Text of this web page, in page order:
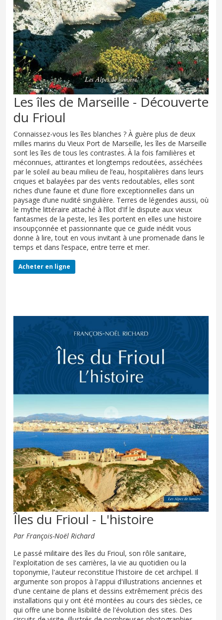
Les îles de Marseille - Découverte
du Frioul
Connaissez-vous les îles blanches ? À guère plus de deux
milles marins du Vieux Port de Marseille, les îles de Marseille
sont les îles de tous les contrastes. À la fois familières et
méconnues, attirantes et longtemps redoutées, asséchées
par le soleil au beau milieu de l’eau, hospitalières dans leurs
criques et balayées par des vents redoutables, elles sont
riches d’une faune et d’une flore exceptionnelles dans un
paysage d’une nudité singulière. Terres de légendes aussi, où
le mythe littéraire attaché à l’îlot d’If le dispute aux vieux
fantasmes de la peste, les îles portent en elles une histoire
insoupçonnée et passionnante que ce guide inédit vous
donne à lire, tout en vous invitant à une promenade dans le
temps et dans l’espace, entre terre et mer.
Acheter en ligne
Îles du Frioul - L'histoire
Par François-Noël Richard
Le passé militaire des îles du Frioul, son rôle sanitaire,
l'exploitation de ses carrières, la vie au quotidien ou la
toponymie, l'auteur reconstitue l'histoire de cet archipel. Il
argumente son propos à l'appui d'illustrations anciennes et
d'une centaine de plans et dessins extrêmement précis des
installations qui y ont été montées au cours des siècles, ce
qui offre une bonne lisibilité de l'évolution des sites. Des